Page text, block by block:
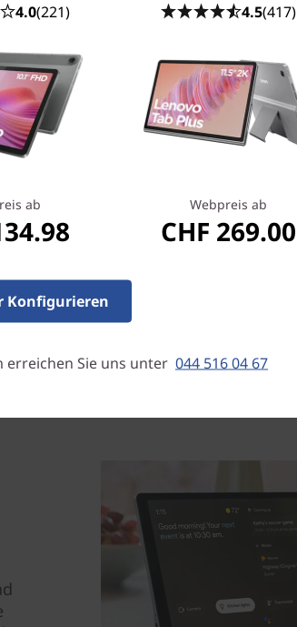
4.0(221)
ab
4.5(417)
Webpreis ab
CHF 269.00
Konfigurieren
erreichen Sie uns unter 044 516 04 67